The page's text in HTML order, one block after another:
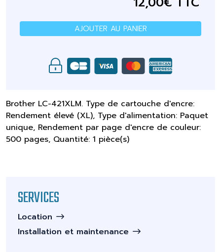
AJOUTER AU PANIER
Brother LC-421XLM. Type de cartouche d'encre:
Rendement élevé (XL), Type d'alimentation: Paquet
unique, Rendement par page d'encre de couleur:
500 pages, Quantité: 1 pièce(s)
SERVICES
Location
Installation et maintenance